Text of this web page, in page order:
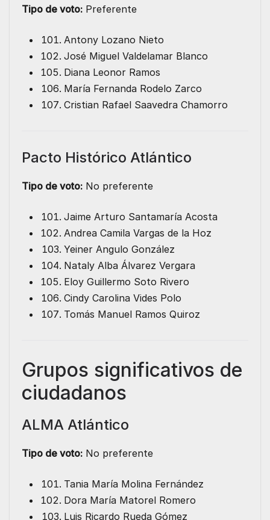
Tipo de voto: Preferente
Antony Lozano Nieto
José Miguel Valdelamar Blanco
Diana Leonor Ramos
María Fernanda Rodelo Zarco
Cristian Rafael Saavedra Chamorro
Pacto Histórico Atlántico
Tipo de voto: No preferente
Jaime Arturo Santamaría Acosta
Andrea Camila Vargas de la Hoz
Yeiner Angulo González
Nataly Alba Álvarez Vergara
Eloy Guillermo Soto Rivero
Cindy Carolina Vides Polo
Tomás Manuel Ramos Quiroz
Grupos significativos de
ciudadanos
ALMA Atlántico
Tipo de voto: No preferente
Tania María Molina Fernández
Dora María Matorel Romero
Luis Ricardo Rueda Gómez